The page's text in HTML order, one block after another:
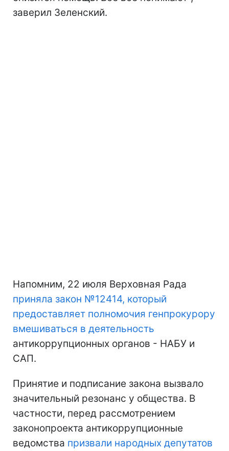
заверил Зеленский.
Напомним, 22 июля Верховная Рада
приняла закон №12414, который
предоставляет полномочия генпрокурору
вмешиваться в деятельность
антикоррупционных органов - НАБУ и
САП.
Принятие и подписание закона вызвало
значительный резонанс у общества. В
частности, перед рассмотрением
законопроекта антикоррупционные
ведомства призвали народных депутатов